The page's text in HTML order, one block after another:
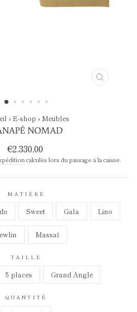
FERMER
› E-shop › Meubles
NOMAD
Prix
régulier
Prix
réduit
€2.330,00
calculés lors du passage à la caisse.
MATIÈRE
Sweet Gala Lino
Massaï
TAILLE
5 places Grand Angle
QUANTITÉ